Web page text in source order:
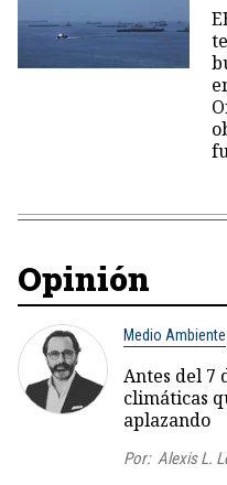
Opinión
Medio Ambiente
Antes del 7
climáticas
aplazando
Por: Alexis L.